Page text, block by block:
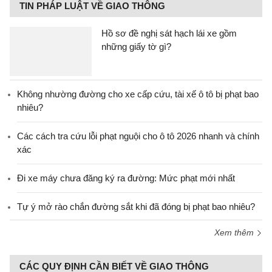
TIN PHÁP LUẬT VỀ GIAO THÔNG
Hồ sơ đề nghị sát hạch lái xe gồm
những giấy tờ gì?
Không nhường đường cho xe cấp cứu, tài xế ô tô bị phạt bao
nhiêu?
Các cách tra cứu lỗi phạt nguội cho ô tô 2026 nhanh và chính
xác
Đi xe máy chưa đăng ký ra đường: Mức phạt mới nhất
Tự ý mở rào chắn đường sắt khi đã đóng bị phạt bao nhiêu?
Xem thêm
CÁC QUY ĐỊNH CẦN BIẾT VỀ GIAO THÔNG